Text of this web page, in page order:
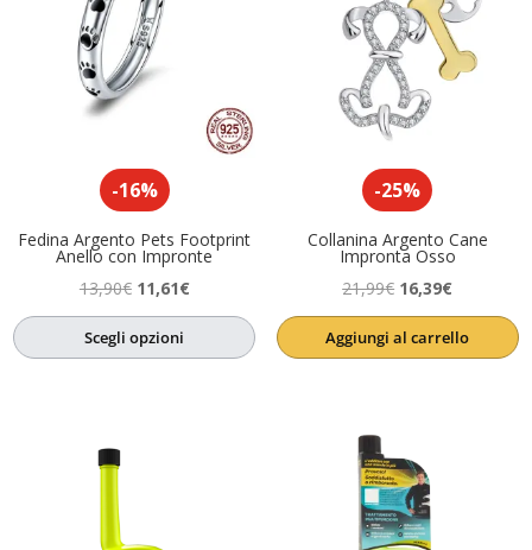
-16%
Fedina Argento Pets Footprint
Anello con Impronte
13,90€ Il
prezzo
originale
11,61€Il
prezzo
Scegli opzioni
-25%
Collanina Argento Cane
Impronta Osso
21,99€ Il
prezzo
originale
16,39€Il
prezzo
attuale
Aggiungi al carrello